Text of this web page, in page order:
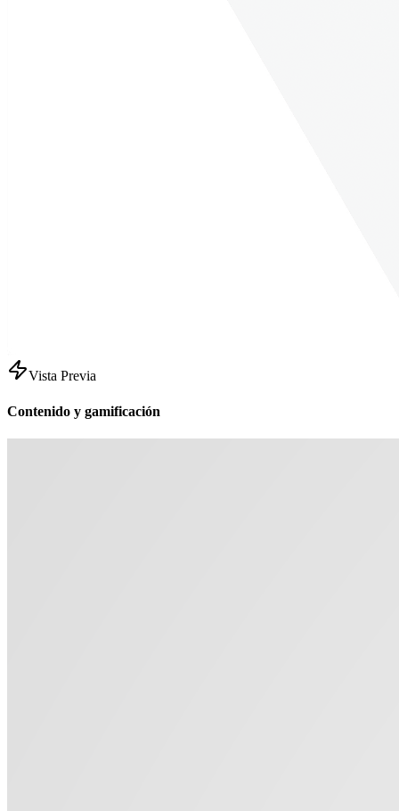
Vista Previa
Contenido y gamificación